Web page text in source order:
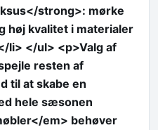
strong>: mørke
høj kvalitet i materialer
li> </ul> <p>Valg af
resten af
til at skabe en
hele sæsonen
em> behøver